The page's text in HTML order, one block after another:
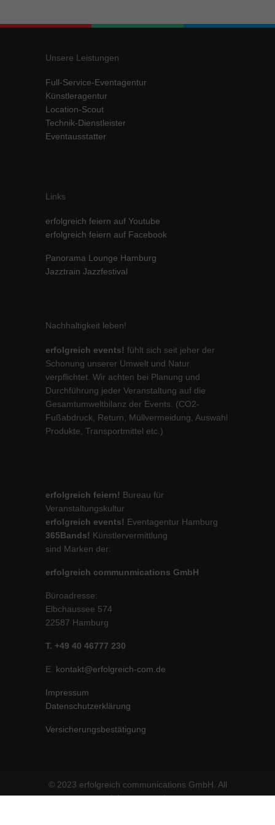
Unsere Leistungen
Full-Service-Eventagentur
Künstleragentur
Location-Scout
Technik-Dienstleister
Eventausstatter
Links
erfolgreich feiern auf Youtube
erfolgreich feiern auf Facebook
Panorama Lounge Hamburg
Jazztrain Jazzfestival
Nachhaltigkeit leben!
erfolgreich events! fühlt sich seit jeher der
Schonung unserer Umwelt und Natur
verpflichtet. Wir achten bei Planung und
Durchführung jeder Veranstaltung auf die
Gesamtumweltbilanz der Events. (CO2-
Fußabdruck, Return, Müllvermeidung, Auswahl
Produkte, Transportmittel etc.)
erfolgreich feiern! Bureau für
Veranstaltungskultur
erfolgreich events! Eventagentur Hamburg
365Bands! Künstlervermittlung
sind Marken der:
erfolgreich communmications GmbH
Büroadresse:
Elbchaussee 574
22587 Hamburg
T. +49 40 46777 230
E. kontakt@erfolgreich-com.de
Impressum
Datenschutzerklärung
Versicherungsbestätigung
© 2023 erfolgreich communications GmbH. All
rights reserved.
standardmäßig blockiert. Wenn Cookies von externen Medien akzeptiert
Cookie-Informationen anzeigen
powered by Borlabs Cookie